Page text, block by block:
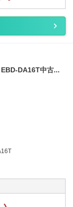
DA16T中古...